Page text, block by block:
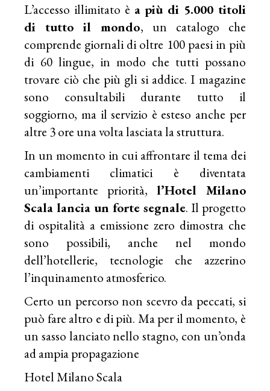
L’accesso illimitato è a più di 5.000 titoli
di tutto il mondo, un catalogo che
comprende giornali di oltre 100 paesi in più
di 60 lingue, in modo che tutti possano
trovare ciò che più gli si addice. I magazine
sono consultabili durante tutto il
soggiorno, ma il servizio è esteso anche per
altre 3 ore una volta lasciata la struttura.
In un momento in cui affrontare il tema dei
cambiamenti climatici è diventata
un’importante priorità, l’Hotel Milano
Scala lancia un forte segnale. Il progetto
di ospitalità a emissione zero dimostra che
sono possibili, anche nel mondo
dell’hotellerie, tecnologie che azzerino
l’inquinamento atmosferico.
Certo un percorso non scevro da peccati, si
può fare altro e di più. Ma per il momento, è
un sasso lanciato nello stagno, con un’onda
ad ampia propagazione
Hotel Milano Scala